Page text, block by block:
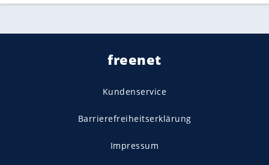
freenet
Kundenservice
Barrierefreiheitserklärung
Impressum